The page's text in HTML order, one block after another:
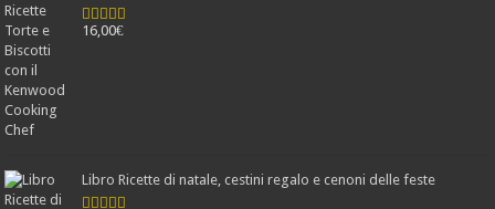
Valutato
16,00€
Libro Ricette di natale, cestini regalo e cenoni delle feste